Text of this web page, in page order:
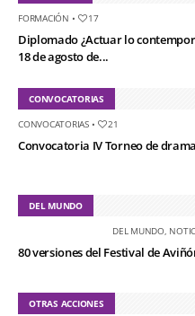
FORMACIÓN • 17
Diplomado ¿Actuar lo
18 de agosto de...
CONVOCATORIAS
CONVOCATORIAS• 21
Convocatoria IV Torneo de
DEL MUNDO
DEL MUNDO,
80 versiones del Festival de
OTRAS ACCIONES